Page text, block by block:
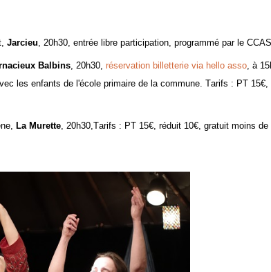
Jarcieu, 20h30, entrée libre participation, programmé par le
Balbins, 20h30, réservation billetterie via hello asso, à
les enfants de l'école primaire de la commune. Tarifs : PT 15€,
La Murette, 20h30,Tarifs : PT 15€, réduit 10€, gratuit moins de